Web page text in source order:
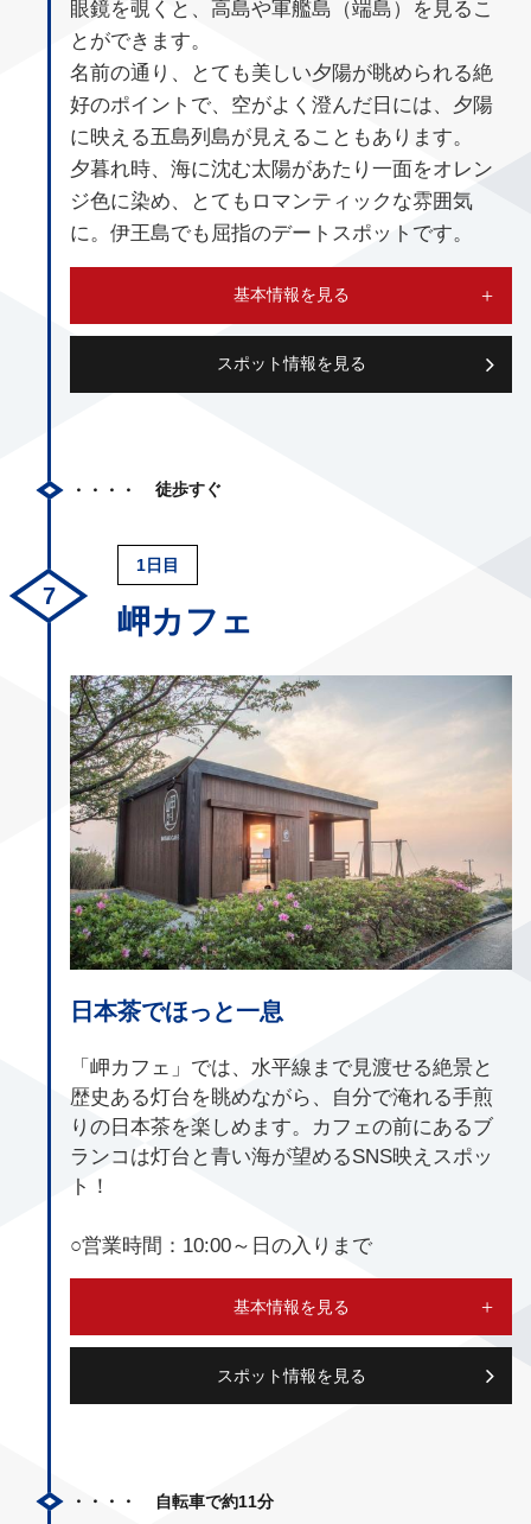
眼鏡を覗くと、高島や軍艦島（端島）を見るこ
とができます。
名前の通り、とても美しい夕陽が眺められる絶
好のポイントで、空がよく澄んだ日には、夕陽
に映える五島列島が見えることもあります。
夕暮れ時、海に沈む太陽があたり一面をオレン
ジ色に染め、とてもロマンティックな雰囲気
に。伊王島でも屈指のデートスポットです。
基本情報を見る
スポット情報を見る
徒歩すぐ
1日目
岬カフェ
日本茶でほっと一息
「岬カフェ」では、水平線まで見渡せる絶景と
歴史ある灯台を眺めながら、自分で淹れる手煎
りの日本茶を楽しめます。カフェの前にあるブ
ランコは灯台と青い海が望めるSNS映えスポッ
ト！
○営業時間：10:00～日の入りまで
基本情報を見る
スポット情報を見る
自転車で約11分